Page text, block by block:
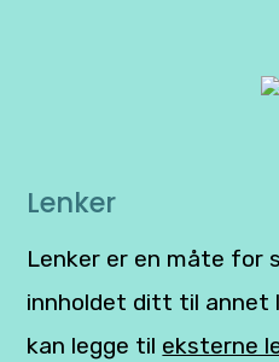
Lenker
Lenker er en måte for
innholdet ditt til annet
kan legge til eksterne